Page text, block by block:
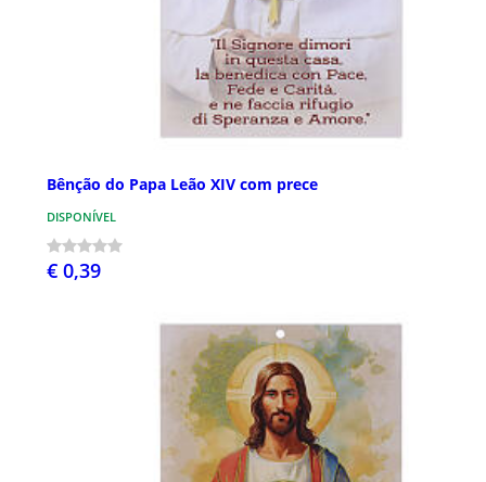
Bênção do Papa Leão XIV com prece
DISPONÍVEL
€ 0,39